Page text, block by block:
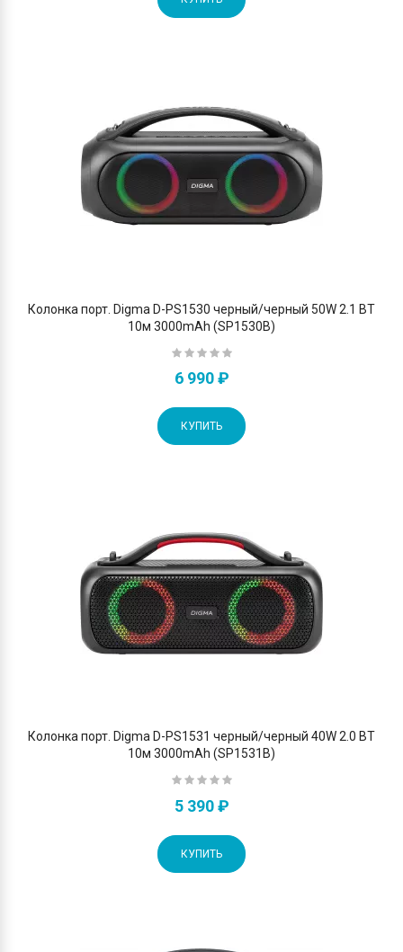
Колонка порт. Digma D-PS1530 черный/черный 50W 2.1 BT
10м 3000mAh (SP1530B)
6 990 ₽
КУПИТЬ
Колонка порт. Digma D-PS1531 черный/черный 40W 2.0 BT
10м 3000mAh (SP1531B)
5 390 ₽
КУПИТЬ